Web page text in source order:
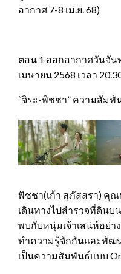
อากาศ 7-8 เม.ย. 68)
ตอน 1 ออกอากาศวันจัน
เมษายน 2568 เวลา
“จิระ-พิชชา” ความสัมพั
พิชชา(เก้า สุภัสสรา) คุ
เดินทางไปสำรวจที่ดินบ
พบกับหนุ่มเจ้าเสน่ห์อย่า
ทำความรู้จักกันและพัฒ
เป็นความสัมพันธ์แบบ